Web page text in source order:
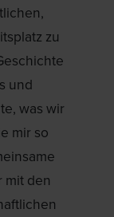
zu
und
was wir
mir so
den